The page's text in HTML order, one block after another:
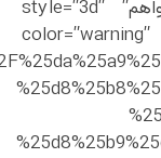
[vc_btn title=”این کتاب را می خواهم” style=”3d”